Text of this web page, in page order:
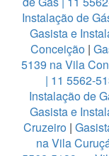
Instalação de
Gasista e
Conceição|
5139 na Vila
| 11 5562-
Instalação de
Gasista e
Cruzeiro |
na Vila